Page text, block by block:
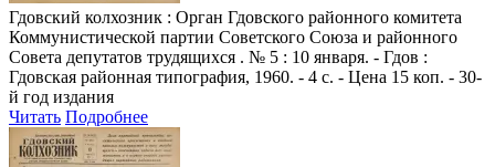
Гдовский колхозник : Орган Гдовского районного комитета
Коммунистической партии Советского Союза и районного
Совета депутатов трудящихся . № 5 : 10 января. - Гдов :
Гдовская районная типография, 1960. - 4 с. - Цена 15 коп. - 30-
й год издания
Читать Подробнее